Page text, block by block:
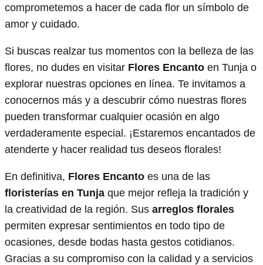
comprometemos a hacer de cada flor un símbolo de
amor y cuidado.
Si buscas realzar tus momentos con la belleza de las
flores, no dudes en visitar Flores Encanto en Tunja o
explorar nuestras opciones en línea. Te invitamos a
conocernos más y a descubrir cómo nuestras flores
pueden transformar cualquier ocasión en algo
verdaderamente especial. ¡Estaremos encantados de
atenderte y hacer realidad tus deseos florales!
En definitiva, Flores Encanto es una de las
floristerías en Tunja que mejor refleja la tradición y
la creatividad de la región. Sus arreglos florales
permiten expresar sentimientos en todo tipo de
ocasiones, desde bodas hasta gestos cotidianos.
Gracias a su compromiso con la calidad y a servicios